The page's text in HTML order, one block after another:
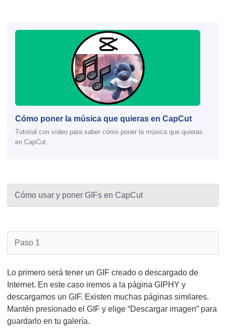
Cómo poner la música que quieras en CapCut
Tutorial con vídeo para saber cómo poner la música que quieras
en CapCut.
Cómo usar y poner GIFs en CapCut
Paso 1
Lo primero será tener un GIF creado o descargado de
Internet. En este caso iremos a la página GIPHY y
descargamos un GIF. Existen muchas páginas similares.
Mantén presionado el GIF y elige “Descargar imagen” para
guardarlo en tu galería.